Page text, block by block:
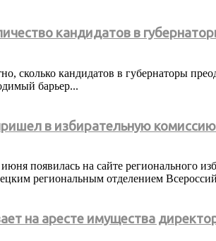
кандидатов в
сколько кандидатов в губернаторы
барьер...
в избирательную
появилась на сайте регионального
региональным отделением
на аресте имущества